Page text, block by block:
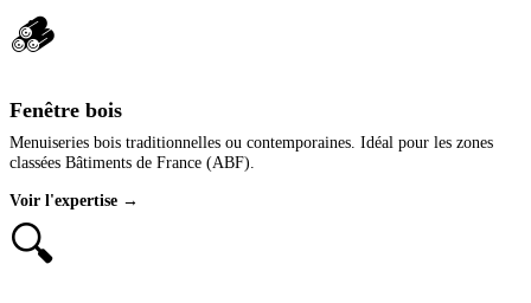
🪵
Fenêtre bois
Menuiseries bois traditionnelles ou contemporaines. Idéal pour les zones
classées Bâtiments de France (ABF).
Voir l'expertise →
🔍